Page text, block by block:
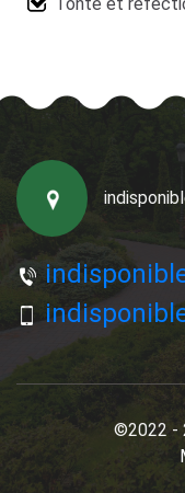
Tonte et
©2022 -